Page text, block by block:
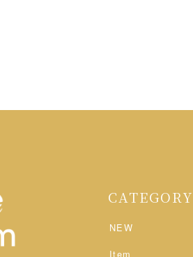
CATEGORY
NEW
Item